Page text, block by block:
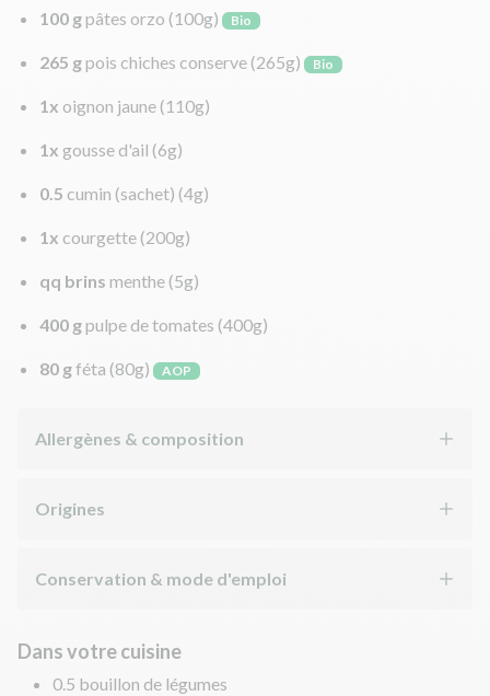
100 gpâtes orzo (100g) Bio
265 gpois chiches conserve (265g) Bio
1x oignon jaune (110g)
1x gousse d'ail (6g)
0.5 cumin (sachet) (4g)
1x courgette (200g)
qq brins menthe (5g)
400 gpulpe de tomates (400g)
80 gféta (80g) AOP
Allergènes & composition
Origines
Conservation & mode d'emploi
Dans votre cuisine
0.5 bouillon de légumes